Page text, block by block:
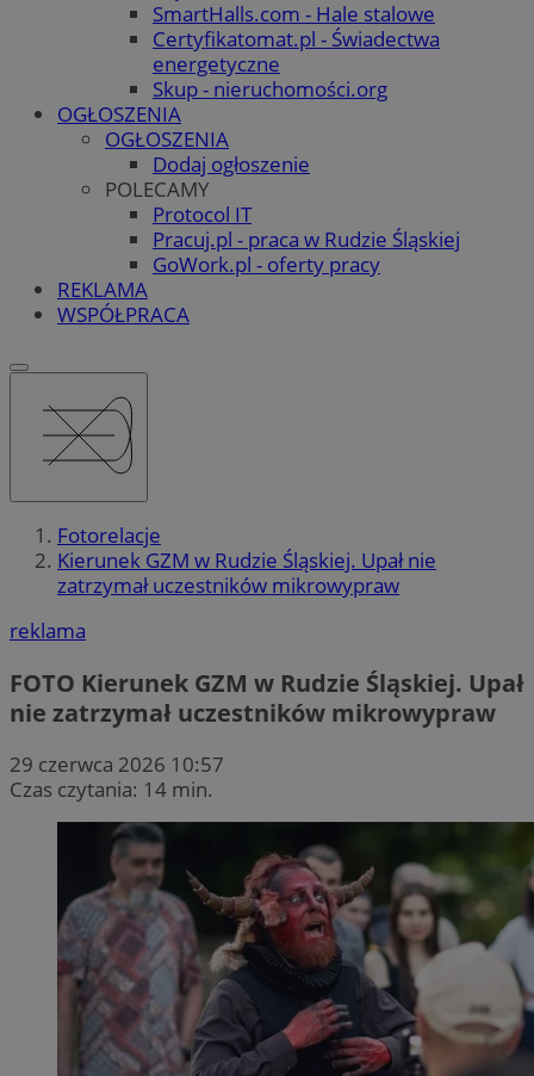
SmartHalls.com - Hale stalowe
Certyfikatomat.pl - Świadectwa
energetyczne
Skup - nieruchomości.org
OGŁOSZENIA
OGŁOSZENIA
Dodaj ogłoszenie
POLECAMY
Protocol IT
Pracuj.pl - praca w Rudzie Śląskiej
GoWork.pl - oferty pracy
REKLAMA
WSPÓŁPRACA
Fotorelacje
Kierunek GZM w Rudzie Śląskiej. Upał nie
zatrzymał uczestników mikrowypraw
reklama
FOTO Kierunek GZM w Rudzie Śląskiej. Upał
nie zatrzymał uczestników mikrowypraw
29 czerwca 2026 10:57
Czas czytania: 14 min.